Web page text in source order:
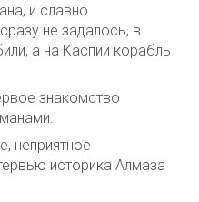
и славно
не задалось, в
а на Каспии корабль
знакомство
неприятное
историка Алмаза